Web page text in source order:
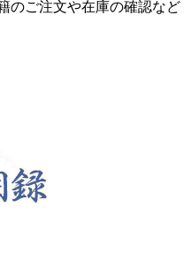
のご注文や在庫の確認など